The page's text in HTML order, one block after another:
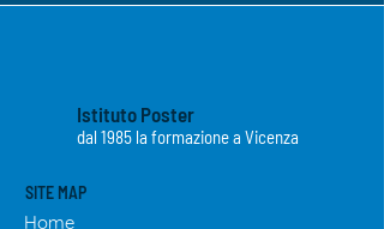
Istituto Poster
dal 1985 la formazione a Vicenza
SITE MAP
Home